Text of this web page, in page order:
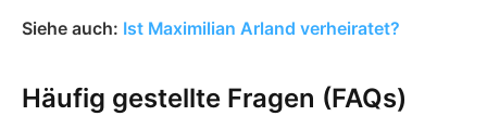
Siehe auch: Ist Maximilian Arland verheiratet?
Häufig gestellte Fragen (FAQs)